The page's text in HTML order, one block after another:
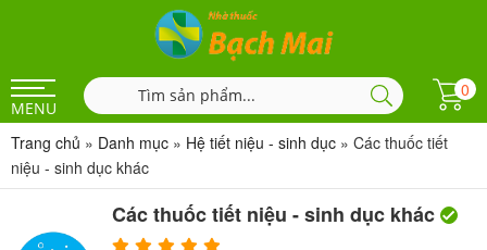
MENU
0
Trang chủ » Danh mục » Hệ tiết niệu - sinh dục » Các thuốc tiết
niệu - sinh dục khác
Các thuốc tiết niệu - sinh dục khác